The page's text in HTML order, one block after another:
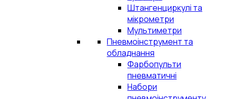
Штангенциркулі та
мікрометри
Мультиметри
Пневмоінструмент та
обладнання
Фарбопульти
пневматичні
Набори